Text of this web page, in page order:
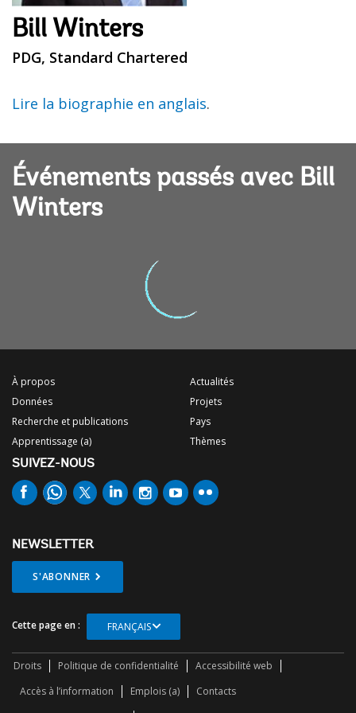
Bill Winters
PDG, Standard Chartered
Lire la biographie en anglais.
Événements passés avec Bill
Winters
À propos
Données
Recherche et publications
Apprentissage (a)
Actualités
Projets
Pays
Thèmes
SUIVEZ-NOUS
NEWSLETTER
S'ABONNER
Cette page en : FRANÇAIS
Droits Politique de confidentialité
Accessibilité web
Accès à l’information
Emplois (a) Contacts